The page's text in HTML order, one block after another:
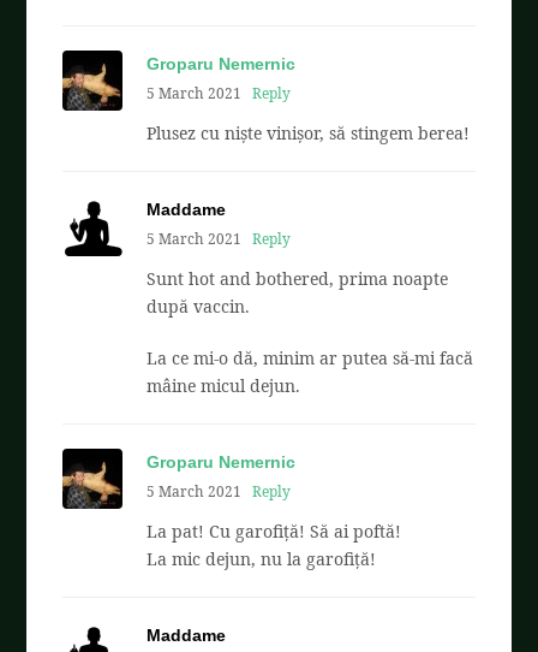
Groparu Nemernic
5 March 2021
Reply
Plusez cu niște vinișor, să stingem berea!
Maddame
5 March 2021
Reply
Sunt hot and bothered, prima noapte
după vaccin.
La ce mi-o dă, minim ar putea să-mi facă
mâine micul dejun.
Groparu Nemernic
5 March 2021
Reply
La pat! Cu garofiță! Să ai poftă!
La mic dejun, nu la garofiță!
Maddame